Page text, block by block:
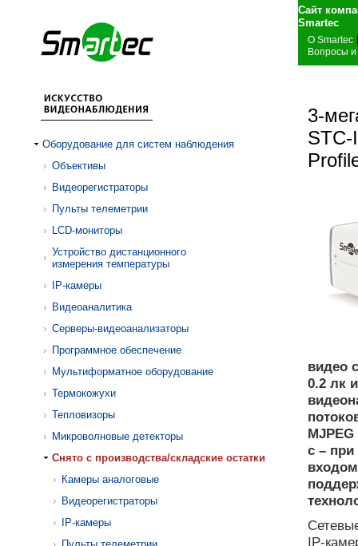
Сайт
О Smartec
Вопросы и
Оборудование для систем наблюдения
Объективы
Видеорегистраторы
Пульты телеметрии
LCD-мониторы
Устройство дистанционного
измерения температуры
IP-камеры
Видеоаналитика
Серверы-видеоанализаторы
Программное обеспечение
Мультиформатное оборудование
Термокожухи
Тепловизоры
Микроволновые детекторы
Cнято с производства/складские остатки
Камеры аналоговые
Видеорегистраторы
IP-камеры
3-
STC-
видео
0.2 лк
с –
IP-